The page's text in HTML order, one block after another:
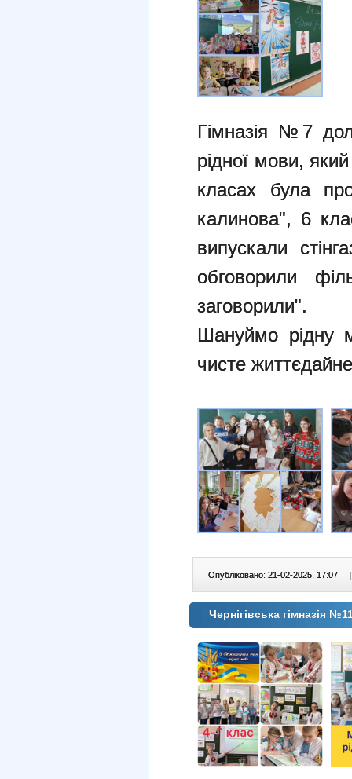
Гімназія №7
рідної мови,
класах була
калинова", 6
випускали
обговорили
заговорили".
Шануймо рідну
чисте
Опубліковано: 21-02-2025, 17:07 |
Чернігівська гімназія